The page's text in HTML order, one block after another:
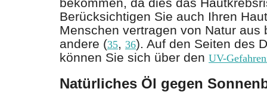
bekommen, da dies das
Berücksichtigen Sie auch Ihren
Menschen vertragen von Natur aus
andere (35, 36). Auf den Seiten des
können Sie sich über den UV-
Natürliches Öl gegen